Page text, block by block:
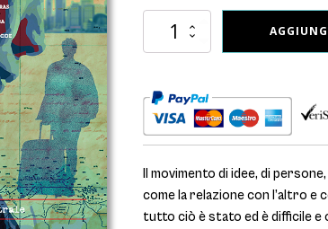
Andirivieni
di
un
sardo
in
-
in
libreria
Il movimento di idee, di
come la relazione con l’altro e
tutto ciò è stato ed è difficile